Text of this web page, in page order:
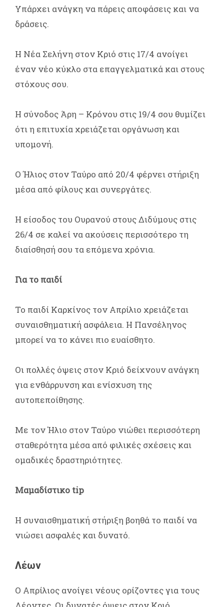
Υπάρχει ανάγκη να πάρεις αποφάσεις και να
δράσεις.
Η Νέα Σελήνη στον Κριό στις 17/4 ανοίγει
έναν νέο κύκλο στα επαγγελματικά και στους
στόχους σου.
Η σύνοδος Άρη – Κρόνου στις 19/4 σου θυμίζει
ότι η επιτυχία χρειάζεται οργάνωση και
υπομονή.
Ο Ήλιος στον Ταύρο από 20/4 φέρνει στήριξη
μέσα από φίλους και συνεργάτες.
Η είσοδος του Ουρανού στους Διδύμους στις
26/4 σε καλεί να ακούσεις περισσότερο τη
διαίσθησή σου τα επόμενα χρόνια.
Για το παιδί
Το παιδί Καρκίνος τον Απρίλιο χρειάζεται
συναισθηματική ασφάλεια. Η Πανσέληνος
μπορεί να το κάνει πιο ευαίσθητο.
Οι πολλές όψεις στον Κριό δείχνουν ανάγκη
για ενθάρρυνση και ενίσχυση της
αυτοπεποίθησης.
Με τον Ήλιο στον Ταύρο νιώθει περισσότερη
σταθερότητα μέσα από φιλικές σχέσεις και
ομαδικές δραστηριότητες.
Μαμαδίστικο tip
Η συναισθηματική στήριξη βοηθά το παιδί να
νιώσει ασφαλές και δυνατό.
Λέων
Ο Απρίλιος ανοίγει νέους ορίζοντες για τους